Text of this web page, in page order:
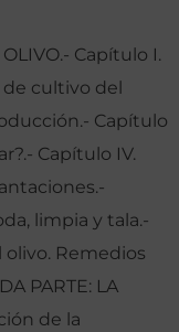
Capítulo I.
de cultivo del
Capítulo
Capítulo IV.
limpia y tala.-
olivo. Remedios
PARTE: LA
de la